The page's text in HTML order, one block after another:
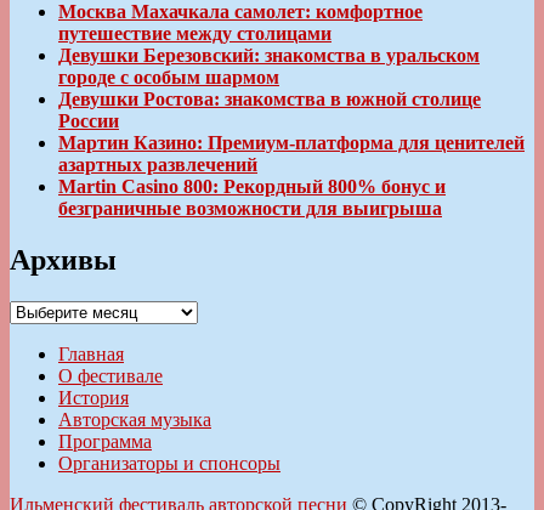
Москва Махачкала самолет: комфортное
путешествие между столицами
Девушки Березовский: знакомства в уральском
городе с особым шармом
Девушки Ростова: знакомства в южной столице
России
Мартин Казино: Премиум-платформа для ценителей
азартных развлечений
Martin Casino 800: Рекордный 800% бонус и
безграничные возможности для выигрыша
Архивы
Архивы
Главная
О фестивале
История
Авторская музыка
Программа
Организаторы и спонсоры
Ильменский фестиваль авторской песни © CopyRight 2013-